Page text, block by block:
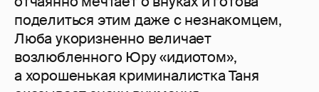
поделиться этим даже с незнакомцем,
Люба укоризненно величает
возлюбленного Юру «идиотом»,
а хорошенькая криминалистка Таня